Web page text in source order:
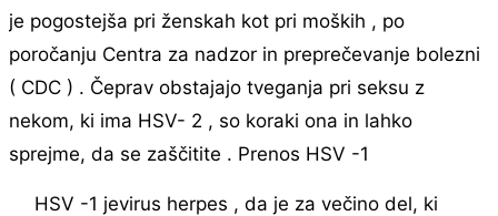
je pogostejša pri ženskah kot pri moških , po
poročanju Centra za nadzor in preprečevanje bolezni
( CDC ) . Čeprav obstajajo tveganja pri seksu z
nekom, ki ima HSV- 2 , so koraki ona in lahko
sprejme, da se zaščitite . Prenos HSV -1
HSV -1 jevirus herpes , da je za večino del, ki